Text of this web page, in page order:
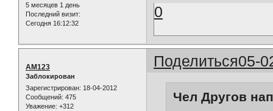
5 месяцев 1 день
Последний визит:
Сегодня 16:12:32
0
Поделиться05-
AM123
Заблокирован
Зарегистрирован: 18-04-2012
Сообщений: 475
Уважение: +312
Чел Другов